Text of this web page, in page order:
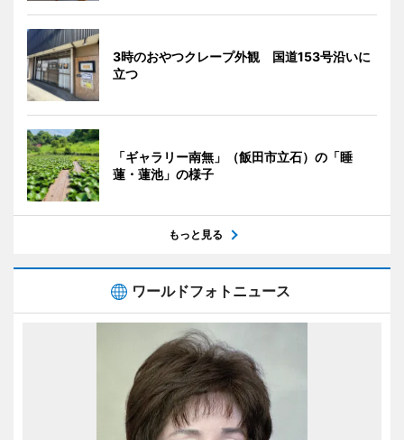
3時のおやつクレープ外観 国道153号沿いに
立つ
「ギャラリー南無」（飯田市立石）の「睡
蓮・蓮池」の様子
もっと見る
ワールドフォトニュース